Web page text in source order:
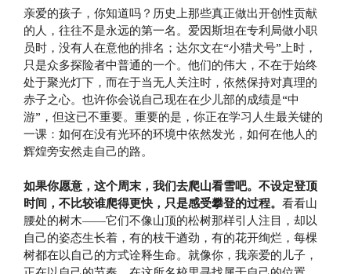
亲爱的孩子，你知道吗？历史上那些真正做出开创性贡献
的人，往往不是永远的第一名。爱因斯坦在专利局做小职
员时，没有人在意他的排名；达尔文在“小猎犬号”上时，
只是众多探险者中普通的一个。他们的伟大，不在于始终
处于聚光灯下，而在于当无人关注时，依然保持对真理的
赤子之心。也许你会说自己现在在少儿部的成绩是“中
游”，但这已不重要。重要的是，你正在学习人生最关键的
一课：如何在没有光环的环境中依然发光，如何在他人的
辉煌旁安然走自己的路。
如果你愿意，这个周末，我们去爬山看雪吧。不设定登顶
时间，不比较谁爬得更快，只是感受攀登的过程。 看看山
腰处的树木——它们不像山顶的松树那样引人注目，却以
自己的姿态生长着，有的枝干遒劲，有的花开绚烂，每棵
树都在以自己的方式诠释生命。就像你，我亲爱的儿子，